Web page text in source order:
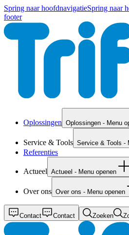
Spring naar hoofdnavigatieSpring naar
footer
Oplossingen Oplossingen - Menu
Service & Tools Service & Tools -
Referenties
Actueel Actueel - Menu openen
Over ons Over ons - Menu openen
Contact Contact Zoeken